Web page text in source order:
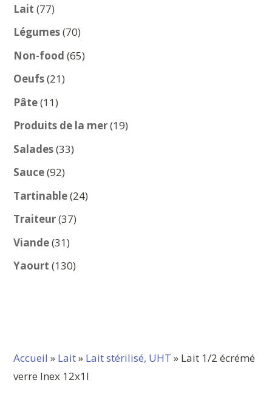
Lait 7777
produits
Légumes 7070
produits
Non-food 6565
Oeufs 2121
Pâte 1111
produits
Produits de la mer 1919
Salades 3333
Sauce 9292
produits
Tartinable 2424
Traiteur 3737
Viande 3131
produits
Yaourt 130130
Accueil » Lait» Lait stérilisé, UHT » Lait 1/2 écrémé
verre Inex 12x1l